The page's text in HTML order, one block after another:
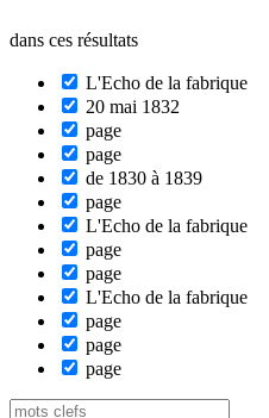
dans ces résultats
L'Echo de la fabrique
20 mai 1832
page
page
de 1830 à 1839
page
L'Echo de la fabrique
page
page
L'Echo de la fabrique
page
page
page